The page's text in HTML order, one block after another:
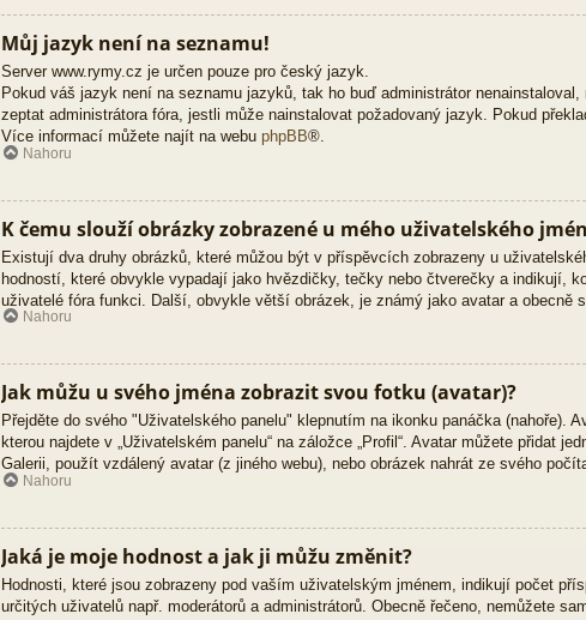
Můj jazyk není na seznamu!
Server www.rymy.cz je určen pouze pro český jazyk.
Pokud váš jazyk není na seznamu jazyků, tak ho buď administrátor
zeptat administrátora fóra, jestli může nainstalovat požadovaný jazyk. Pokud
Více informací můžete najít na webu phpBB®.
Nahoru
K čemu slouží obrázky zobrazené u mého uživatelského
Existují dva druhy obrázků, které můžou být v příspěvcích zobrazeny u
hodností, které obvykle vypadají jako hvězdičky, tečky nebo čtverečky a indikují,
uživatelé fóra funkci. Další, obvykle větší obrázek, je známý jako avatar a obecně
Nahoru
Jak můžu u svého jména zobrazit svou fotku (avatar)?
Přejděte do svého "Uživatelského panelu" klepnutím na ikonku panáčka (nahoře).
kterou najdete v „Uživatelském panelu“ na záložce „Profil“. Avatar můžete přidat
Galerii, použít vzdálený avatar (z jiného webu), nebo obrázek nahrát ze svého
Nahoru
Jaká je moje hodnost a jak ji můžu změnit?
Hodnosti, které jsou zobrazeny pod vaším uživatelským jménem, indikují počet
určitých uživatelů např. moderátorů a administrátorů. Obecně řečeno, nemůžete